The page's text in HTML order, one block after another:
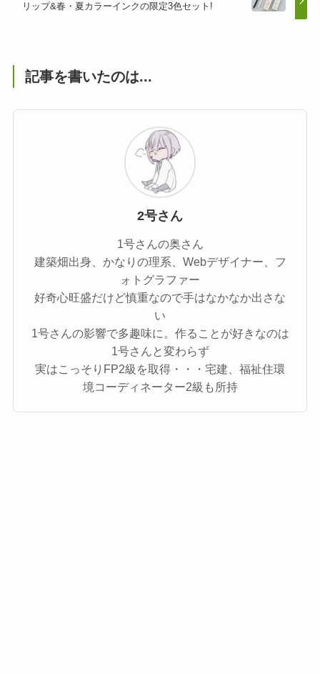
リップ&春・夏カラーインクの限定3色セット!
記事を書いたのは...
2号さん
1号さんの奥さん
建築畑出身、かなりの理系、Webデザイナー、フ
ォトグラファー
好奇心旺盛だけど慎重なので手はなかなか出さな
い
1号さんの影響で多趣味に。作ることが好きなのは
1号さんと変わらず
実はこっそりFP2級を取得・・・宅建、福祉住環
境コーディネーター2級も所持